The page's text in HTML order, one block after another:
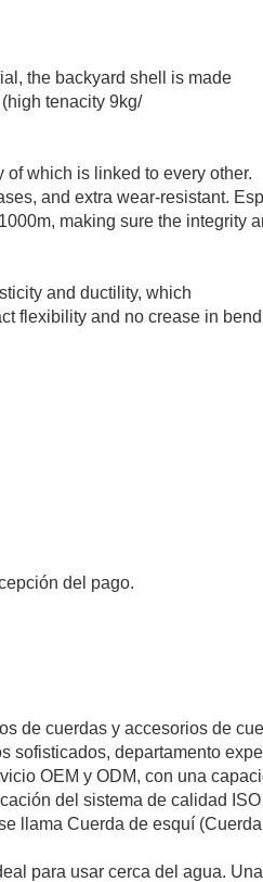
the backyard shell is made
tenacity 9kg/
which is linked to every other.
and extra wear-resistant.
making sure the integrity
and ductility, which
flexibility and no crease in
del pago.
de cuerdas y accesorios de
sofisticados, departamento
OEM y ODM, con una
del sistema de calidad ISO
llama Cuerda de esquí
para usar cerca del agua.